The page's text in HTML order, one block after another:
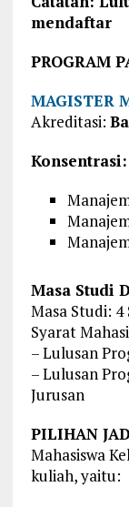
mendaftar
PROGRAM
MAGISTER
Akreditasi:
Konsentrasi:
Masa Studi
Masa Studi: 4
Syarat
– Lulusan
– Lulusan
Jurusan
PILIHAN
Mahasiswa
kuliah, yaitu: